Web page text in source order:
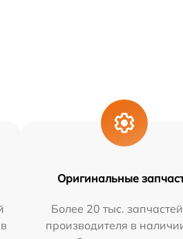
Оригинальные
Более 20 тыс.
производителя в